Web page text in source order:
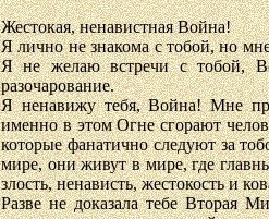
Жестокая, ненавистная Война!
Я лично не знакома с тобой, но
Я не желаю встречи с тобой,
разочарование.
Я ненавижу тебя, Война! Мне
именно в этом Огне сгорают
которые фанатично следуют за
мире, они живут в мире, где
злость, ненависть, жестокость и
Разве не доказала тебе Вторая